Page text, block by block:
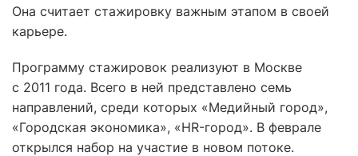
Она считает стажировку важным этапом в своей
карьере.
Программу стажировок реализуют в Москве
с 2011 года. Всего в ней представлено семь
направлений, среди которых «Медийный город»,
«Городская экономика», «HR-город». В феврале
открылся набор на участие в новом потоке.